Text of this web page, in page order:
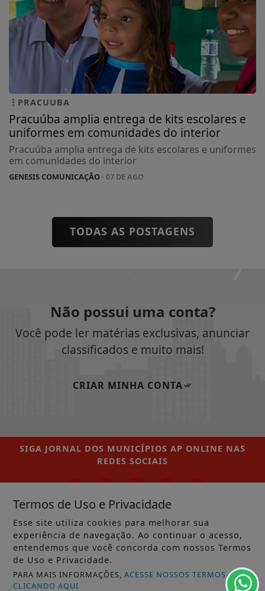
PRACUUBA
Pracuúba amplia entrega de kits escolares e
uniformes em comunidades do interior
Pracuúba amplia entrega de kits escolares e uniformes
em comunidades do interior
GENESIS COMUNICAÇÃO- 07 DE AGO
TODAS AS POSTAGENS
Não possui uma conta?
Você pode ler matérias exclusivas, anunciar
classificados e muito mais!
CRIAR MINHA CONTA
SIGA JORNAL DOS MUNICÍPIOS AP ONLINE NAS
REDES SOCIAIS
/ NOTÍCIAS
MUNICÍPIOS GERAL
MACAPÁ
Termos de Uso e Privacidade
Esse site utiliza cookies para melhorar sua
experiência de navegação. Ao continuar o acesso,
entendemos que você concorda com nossos Termos
de Uso e Privacidade.
PARA MAIS INFORMAÇÕES,ACESSE NOSSOS TERMOS
CLICANDO AQUI